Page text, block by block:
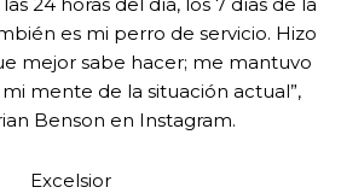
es mi perro de servicio. Hizo
mejor sabe hacer; me mantuvo
mente de la situación actual”,
Benson en Instagram.
Excelsior